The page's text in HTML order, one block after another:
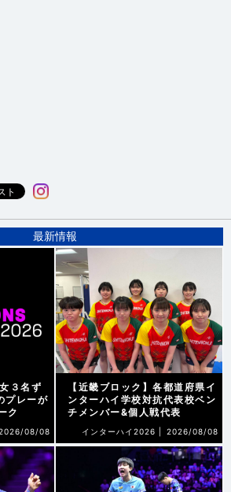
最新情報
３名ず
プレーが
ク
08/08
【近畿ブロック】各都道府県イ
ンターハイ学校対抗代表校ベン
チメンバー&個人戦代表
インターハイ2026 | 2026/08/08